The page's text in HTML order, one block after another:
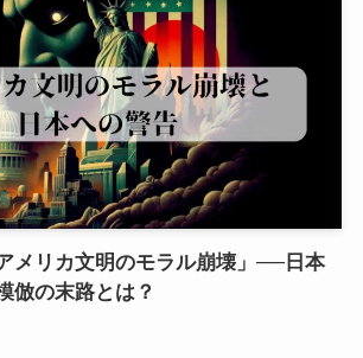
メリカ文明のモラル崩壊」──日本
倣の末路とは？